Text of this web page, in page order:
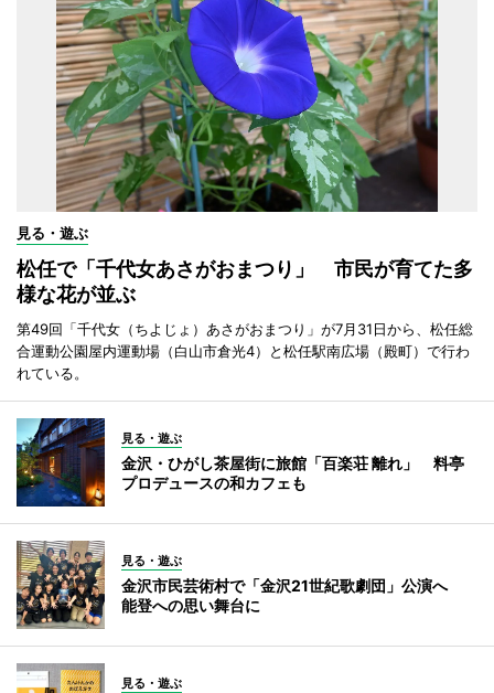
見る・遊ぶ
松任で「千代女あさがおまつり」 市民が育てた多
様な花が並ぶ
第49回「千代女（ちよじょ）あさがおまつり」が7月31日から、松任総
合運動公園屋内運動場（白山市倉光4）と松任駅南広場（殿町）で行わ
れている。
見る・遊ぶ
金沢・ひがし茶屋街に旅館「百楽荘 離れ」 料亭
プロデュースの和カフェも
見る・遊ぶ
金沢市民芸術村で「金沢21世紀歌劇団」公演へ
能登への思い舞台に
見る・遊ぶ